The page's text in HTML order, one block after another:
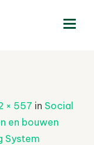
× 557 in Social
en bouwen
System